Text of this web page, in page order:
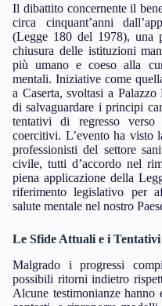
Il dibattito concernente il
circa cinquant’anni
(Legge 180 del 1978), una
chiusura delle istituzioni
più umano e coeso alla
mentali. Iniziative come
a Caserta, svoltasi a
di salvaguardare i principi
tentativi di regresso
coercitivi. L’evento ha visto
professionisti del settore
civile, tutti d’accordo nel
piena applicazione della
riferimento legislativo per
salute mentale nel nostro
Le Sfide Attuali e i Tentativi
Malgrado i progressi
possibili ritorni indietro
Alcune testimonianze hanno